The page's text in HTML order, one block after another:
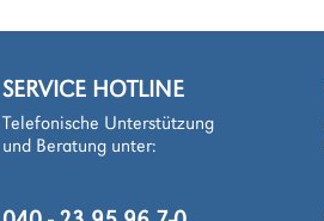
SERVICE HOTLINE
Telefonische Unterstützung
und Beratung unter: